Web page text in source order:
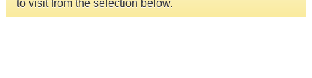
to visit from the selection below.